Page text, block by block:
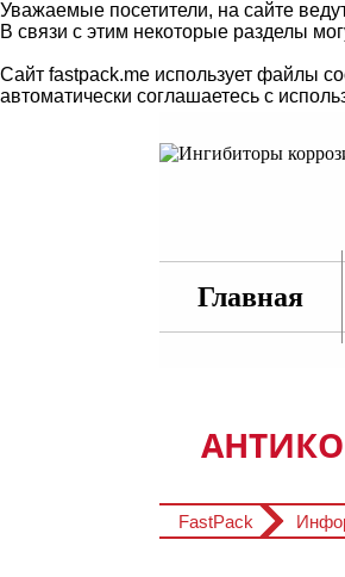
Уважаемые посетители, на сайте
В связи с этим некоторые разделы
Сайт fastpack.me использует файлы
автоматически соглашаетесь с
Главная
FastPack